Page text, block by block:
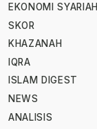
EKONOMI SYARIAH
SKOR
KHAZANAH
IQRA
ISLAM DIGEST
NEWS
ANALISIS